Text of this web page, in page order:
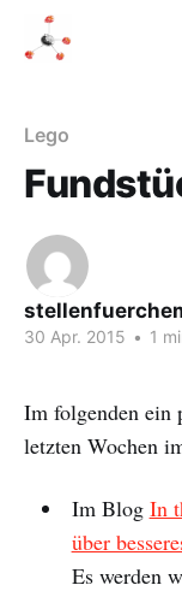
Lego
30 Apr. 2015 • 1
Im folgenden ein
letzten Wochen
Im Blog In
über
Es werden